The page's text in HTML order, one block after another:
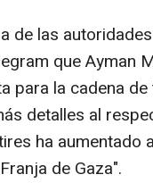
de las
que Ayman
para la cadena
detalles al
ha aumentado
de Gaza".